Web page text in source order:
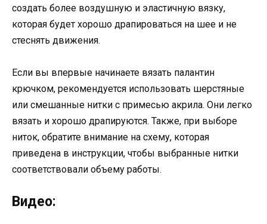
создать более воздушную и эластичную вязку,
которая будет хорошо драпироваться на шее и не
стеснять движения.
Если вы впервые начинаете вязать палантин
крючком, рекомендуется использовать шерстяные
или смешанные нитки с примесью акрила. Они легко
вязать и хорошо драпируются. Также, при выборе
ниток, обратите внимание на схему, которая
приведена в инструкции, чтобы выбранные нитки
соответствовали объему работы.
Видео: